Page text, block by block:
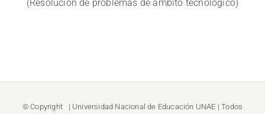
(Resolución de problemas de ámbito tecnológico)
© Copyright | Universidad Nacional de Educación UNAE | Todos